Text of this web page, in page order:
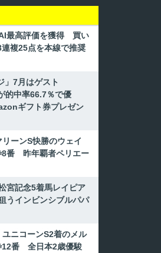
AI最高評価を獲得 買い
複25点を本線で推奨
」7月はゲスト
的中率66.7％で優
ギフト券プレゼン
リーンS快勝のウェイ
8番 昨年覇者ペリエー
宮記念5着馬レイピア
うインビンシブルパパ
ユニコーンS2着のメル
12番 全日本2歳優駿